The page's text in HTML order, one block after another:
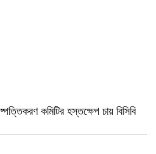
কমিটির হস্তক্ষেপ চায় বিসিবি